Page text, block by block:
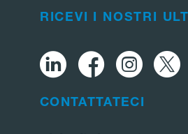
RICEVI I NOSTRI
CONTATTATECI